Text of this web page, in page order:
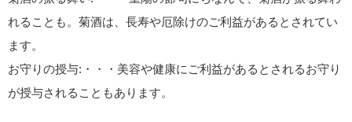
れることも。菊酒は、長寿や厄除けのご利益があるとされてい
ます。
お守りの授与:・・・美容や健康にご利益があるとされるお守り
が授与されることもあります。